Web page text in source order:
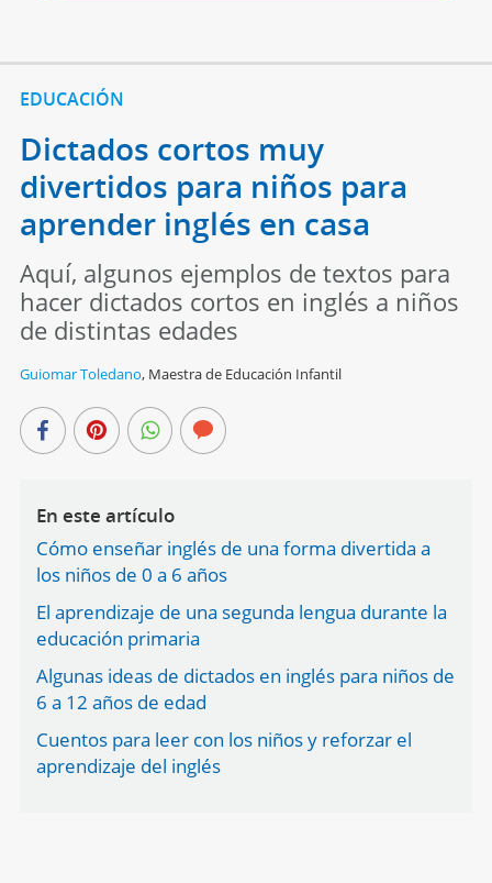
EDUCACIÓN
Dictados cortos muy
divertidos para niños para
aprender inglés en casa
Aquí, algunos ejemplos de textos para
hacer dictados cortos en inglés a niños
de distintas edades
Guiomar Toledano, Maestra de Educación Infantil
En este artículo
Cómo enseñar inglés de una forma divertida a
los niños de 0 a 6 años
El aprendizaje de una segunda lengua durante la
educación primaria
Algunas ideas de dictados en inglés para niños de
6 a 12 años de edad
Cuentos para leer con los niños y reforzar el
aprendizaje del inglés